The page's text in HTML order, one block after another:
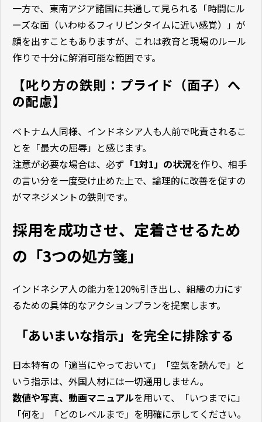
一方で、東南アジア諸国に共通して見られる「時間にル
ーズな面（いわゆるフィリピンタイムに近い感覚）」が
顔を出すこともありますが、これは教育と現場のルール
作りで十分に解消可能な範囲です。
【叱り方の鉄則：プライド（面子）へ
の配慮】
ベトナム人同様、インドネシア人も人前で叱責されるこ
とを「最大の屈辱」と感じます。
注意が必要な場合は、必ず 「1対1」の状況を作り、相手
の言い分を一度受け止めた上で、論理的に改善を促すの
がマネジメントの鉄則です。
採用を成功させ、定着させるため
の「3つの処方箋」
インドネシア人の能力を120%引き出し、組織の力にす
るための具体的なアクションプランを提案します。
「あいまいな指示」を完全に排除する
日本特有の「適当にやっておいて」「空気を読んで」と
いう指示は、外国人材には一切通用しません。
数値や写真、動画マニュアルを用いて、「いつまでに」
「何を」「どのレベルまで」を明確に示してください。